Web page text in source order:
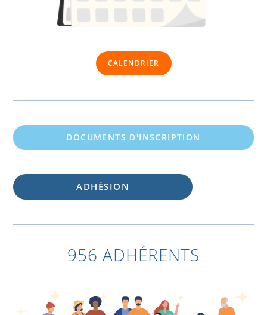
CALENDRIER
DOCUMENTS D'INSCRIPTION
ADHÉSION
956 ADHÉRENTS